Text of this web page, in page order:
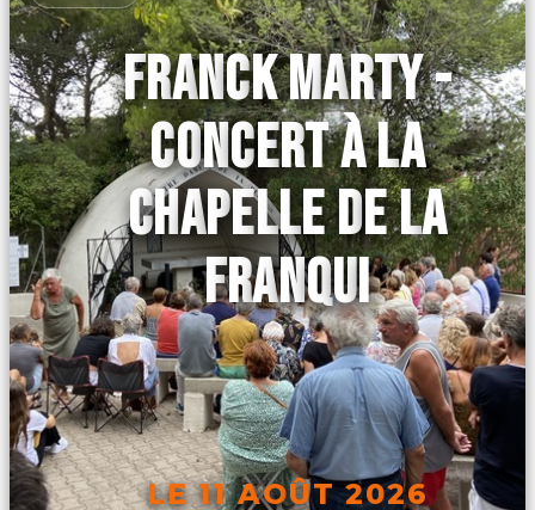
FRANCK MARTY -
CONCERT À LA
CHAPELLE DE LA
FRANQUI
LE 11 AOÛT 2026